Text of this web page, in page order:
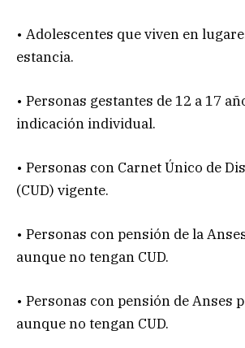
• Adolescentes que viven en
estancia.
• Personas gestantes de 12 a 17
indicación individual.
• Personas con Carnet Único de
(CUD) vigente.
• Personas con pensión de la
aunque no tengan CUD.
• Personas con pensión de Anses
aunque no tengan CUD.